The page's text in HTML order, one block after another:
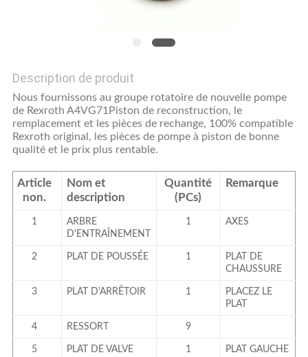
Description de produit
Nous fournissons au groupe rotatoire de nouvelle pompe
de Rexroth A4VG71Piston de reconstruction, le
remplacement et les pièces de rechange, 100% compatible
Rexroth original, les pièces de pompe à piston de bonne
qualité et le prix plus rentable.
Article
non.
Nom et
description
Quantité
(PCs)
Remarque
1
ARBRE
D'ENTRAÎNEMENT
1 AXES
2 PLAT DE POUSSÉE 1
PLAT DE
CHAUSSURE
3 PLAT D'ARRÊTOIR 1
PLACEZ LE
PLAT
4 RESSORT 9
5 PLAT DE VALVE 1 PLAT GAUCHE